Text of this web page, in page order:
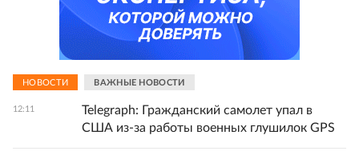
НОВОСТИ ВАЖНЫЕ НОВОСТИ
12:11
Telegraph: Гражданский самолет упал в
США из-за работы военных глушилок GPS